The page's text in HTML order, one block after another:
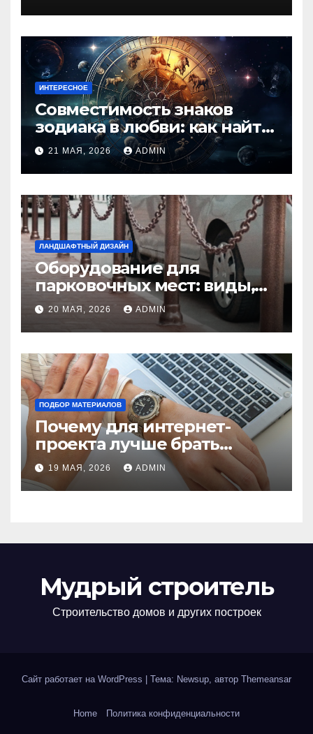
ИНТЕРЕСНОЕ
Совместимость знаков
зодиака в любви: как найти
идеальную пару и
избежать конфликтов
21 МАЯ, 2026 ADMIN
ЛАНДШАФТНЫЙ ДИЗАЙН
Оборудование для
парковочных мест: виды,
функции и нормы
установки
20 МАЯ, 2026 ADMIN
ПОДБОР МАТЕРИАЛОВ
Почему для интернет-
проекта лучше брать
отдельный сервер:
преимущества и ключевые
аспекты
19 МАЯ, 2026 ADMIN
Мудрый строитель
Строительство домов и других построек
Сайт работает на WordPress Тема: Newsup, автор Themeansar
Home Политика конфиденциальности